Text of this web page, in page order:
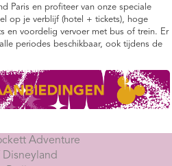
Paris en profiteer van onze speciale
op je verblijf (hotel + tickets), hoge
en voordelig vervoer met bus of trein. Er
periodes beschikbaar, ook tijdens de
Adventure
Disneyland